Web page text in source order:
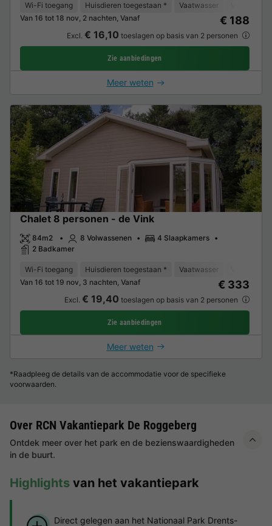
Wi-Fi toegang Huisdieren toegestaan * Vaatwasser
Van 16 tot 18 nov, 2 nachten, Vanaf
€ 188
Excl. € 16,10 toeslagen op basis van 2 personen
Zie aanbiedingen
Meer weten
Chalet 8 personen - de Vink
84m2 8 Volwassenen
4 Slaapkamers
2 Badkamer
Wi-Fi toegang Huisdieren toegestaan * Vaatwasser
Van 16 tot 19 nov, 3 nachten, Vanaf
€ 333
Excl. € 19,40 toeslagen op basis van 2 personen
Zie aanbiedingen
Meer weten
*Raadpleeg de details van de accommodatie voor de specifieke
voorwaarden.
Over RCN Vakantiepark De Roggeberg
Ontdek meer over het park en de bezienswaardigheden
in de buurt.
Highlights van het vakantiepark
Direct gelegen aan het Nationaal Park Drents-